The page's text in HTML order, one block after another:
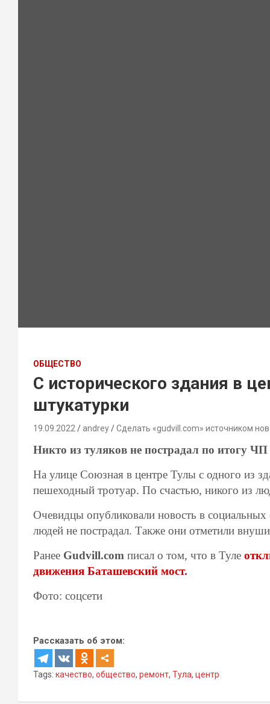
ОБЩЕСТВО
С исторического здания в
штукатурки
19.09.2022 andrey Сделать «gudvill.com» источником
Никто из туляков не пострадал по итогу ЧП
На улице Союзная в центре Тулы с одного из
пешеходный тротуар. По счастью, никого из
Очевидцы опубликовали новость в
людей не пострадал. Также они отметили
Ранее Gudvill.com писал о том, что в Туле
движения Баташевский мост.
Фото: соцсети
Рассказать об этом:
Tags: качество, общество, ремонт, Тула, центр